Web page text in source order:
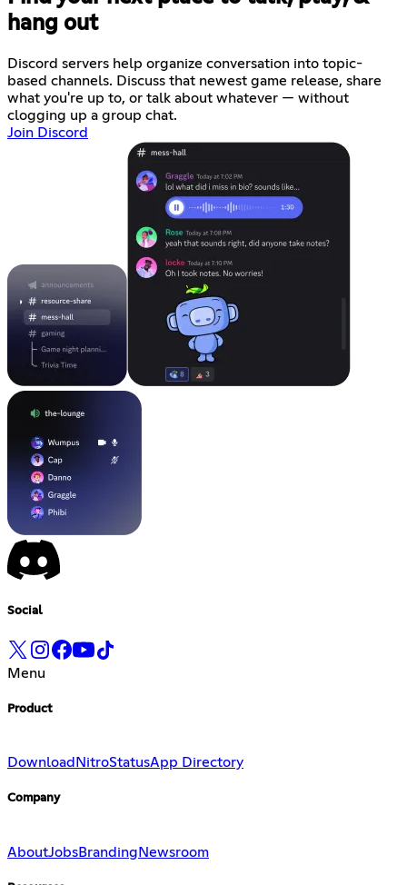
hang out
Discord servers help organize conversation into topic-
based channels. Discuss that newest game release, share
what you're up to, or talk about whatever — without
clogging up a group chat.
Join Discord
Social
Menu
Product
Download NitroStatusApp Directory
Company
AboutJobsBrandingNewsroom